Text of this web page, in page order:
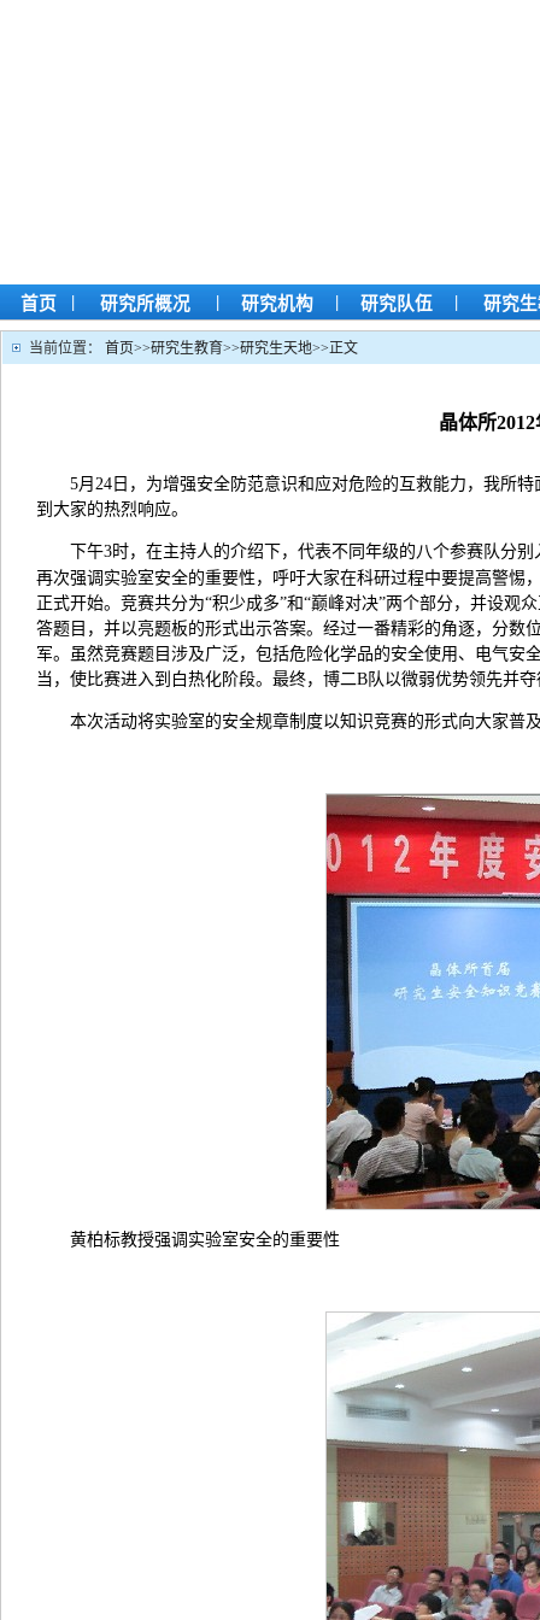
首页 | 研究所概况 | 研究机构 | 研究队伍 | 研究
当前位置： 首页>>研究生教育>>研究生天地>>正文
晶体所
5月24日，为增强安全防范意识和应对危险的互救能力，我所
到大家的热烈响应。
下午3时，在主持人的介绍下，代表不同年级的八个参赛队分
再次强调实验室安全的重要性，呼吁大家在科研过程中要提高警
正式开始。竞赛共分为“积少成多”和“巅峰对决”两个部分，并设
答题目，并以亮题板的形式出示答案。经过一番精彩的角逐，分
军。虽然竞赛题目涉及广泛，包括危险化学品的安全使用、电气
当，使比赛进入到白热化阶段。最终，博二B队以微弱优势领先并
本次活动将实验室的安全规章制度以知识竞赛的形式向大家
黄柏标教授强调实验室安全的重要性